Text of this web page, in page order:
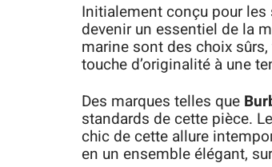
Initialement conçu pour les
devenir un essentiel de la
marine sont des choix
touche d’originalité à une
Des marques telles que
standards de cette pièce.
chic de cette allure
en un ensemble élégant,